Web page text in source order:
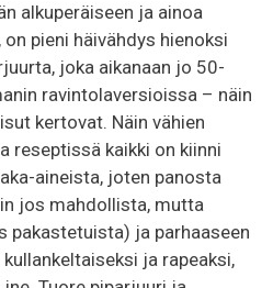
alkuperäiseen ja ainoa
pieni häivähdys hienoksi
joka aikanaan jo 50-
ravintolaversioissa – näin
kertovat. Näin vähien
reseptissä kaikki on kiinni
aineista, joten panosta
jos mahdollista, mutta
pakastetuista) ja parhaaseen
ja rapeaksi,